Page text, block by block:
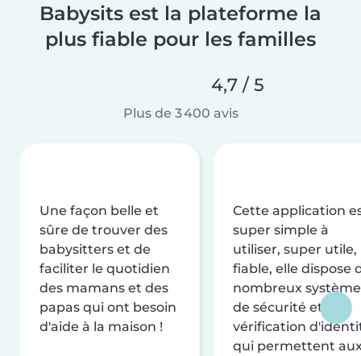
Babysits est la plateforme la
plus fiable pour les familles
4,7 / 5
Plus de 3 400 avis
Une façon belle et
sûre de trouver des
babysitters et de
faciliter le quotidien
des mamans et des
papas qui ont besoin
d'aide à la maison !
Cette application
super simple à
utiliser, super utile,
fiable, elle dispose
nombreux
de sécurité et de
vérification
qui permettent